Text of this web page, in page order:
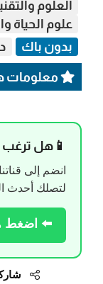
العلوم
علوم الحياة
بدون باك
معلومات
📱هل ترغب
انضم إلى قناتنا
لتصلك أحدث
⬅️ اضغط